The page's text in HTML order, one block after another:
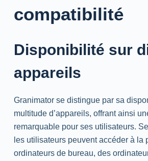
compatibilité
Disponibilité sur
appareils
Granimator se distingue par sa
multitude d’appareils, offrant ainsi
remarquable pour ses utilisateurs.
les utilisateurs peuvent accéder à la
ordinateurs de bureau, des